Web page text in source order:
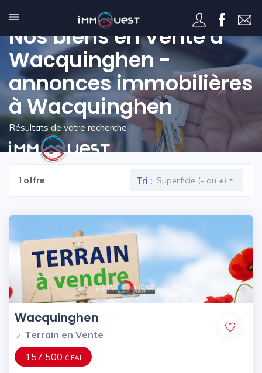
Nos biens en Vente à
Wacquinghen -
annonces immobilières
à Wacquinghen
Résultats de votre recherche
1 offre Tri : Superficie (- au +)
Wacquinghen
Terrain en Vente
157 500€ FAI